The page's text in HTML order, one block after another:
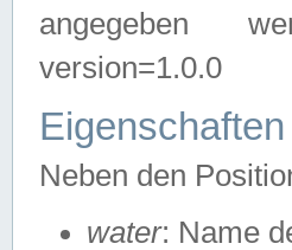
angegeben
version=1.0.0
Neben den
water: Name